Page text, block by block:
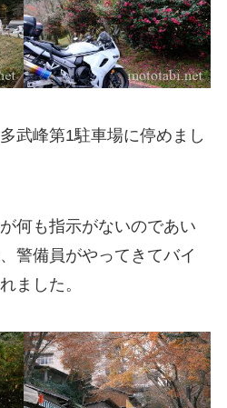
武峰第1駐車場に停めまし
何も指示がないのであい
警備員がやってきてバイ
ました。